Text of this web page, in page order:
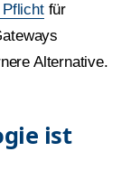
Pflichtfür
Alternative.
ist